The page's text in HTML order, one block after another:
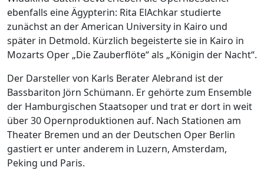
ebenfalls eine Ägypterin: Rita ElAchkar studierte
zunächst an der American University in Kairo und
später in Detmold. Kürzlich begeisterte sie in Kairo in
Mozarts Oper „Die Zauberflöte“ als „Königin der Nacht“.
Der Darsteller von Karls Berater Alebrand ist der
Bassbariton Jörn Schümann. Er gehörte zum Ensemble
der Hamburgischen Staatsoper und trat er dort in weit
über 30 Opernproduktionen auf. Nach Stationen am
Theater Bremen und an der Deutschen Oper Berlin
gastiert er unter anderem in Luzern, Amsterdam,
Peking und Paris.